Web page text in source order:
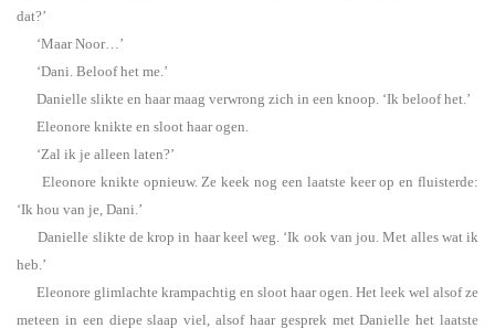
dat?’
‘Maar Noor…’
‘Dani. Beloof het me.’
Danielle slikte en haar maag verwrong zich in een knoop. ‘Ik beloof het.’
Eleonore knikte en sloot haar ogen.
‘Zal ik je alleen laten?’
Eleonore knikte opnieuw. Ze keek nog een laatste keer op en fluisterde:
‘Ik hou van je, Dani.’
Danielle slikte de krop in haar keel weg. ‘Ik ook van jou. Met alles wat ik
heb.’
Eleonore glimlachte krampachtig en sloot haar ogen. Het leek wel alsof ze
meteen in een diepe slaap viel, alsof haar gesprek met Danielle het laatste